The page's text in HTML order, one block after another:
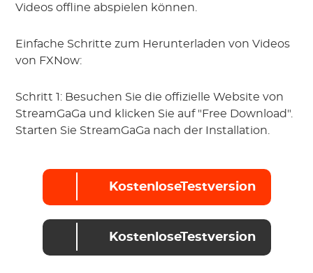
Videos offline abspielen können.
Einfache Schritte zum Herunterladen von Videos
von FXNow:
Schritt 1: Besuchen Sie die offizielle Website von
StreamGaGa und klicken Sie auf "Free Download".
Starten Sie StreamGaGa nach der Installation.
KostenloseTestversion
KostenloseTestversion